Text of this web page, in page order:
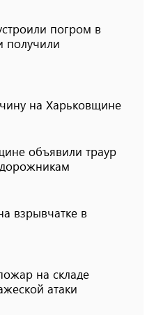
погром в
получили
на Харьковщине
объявили траур
взрывчатке в
на складе
атаки